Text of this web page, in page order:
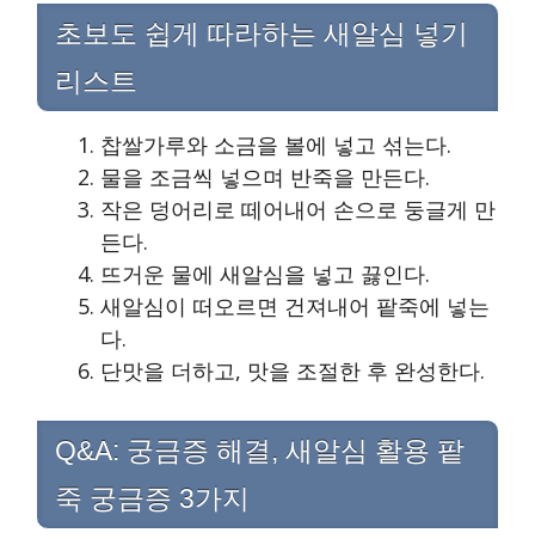
초보도 쉽게 따라하는 새알심 넣기
리스트
찹쌀가루와 소금을 볼에 넣고 섞는다.
물을 조금씩 넣으며 반죽을 만든다.
작은 덩어리로 떼어내어 손으로 둥글게 만
든다.
뜨거운 물에 새알심을 넣고 끓인다.
새알심이 떠오르면 건져내어 팥죽에 넣는
다.
단맛을 더하고, 맛을 조절한 후 완성한다.
Q&A: 궁금증 해결, 새알심 활용 팥
죽 궁금증 3가지